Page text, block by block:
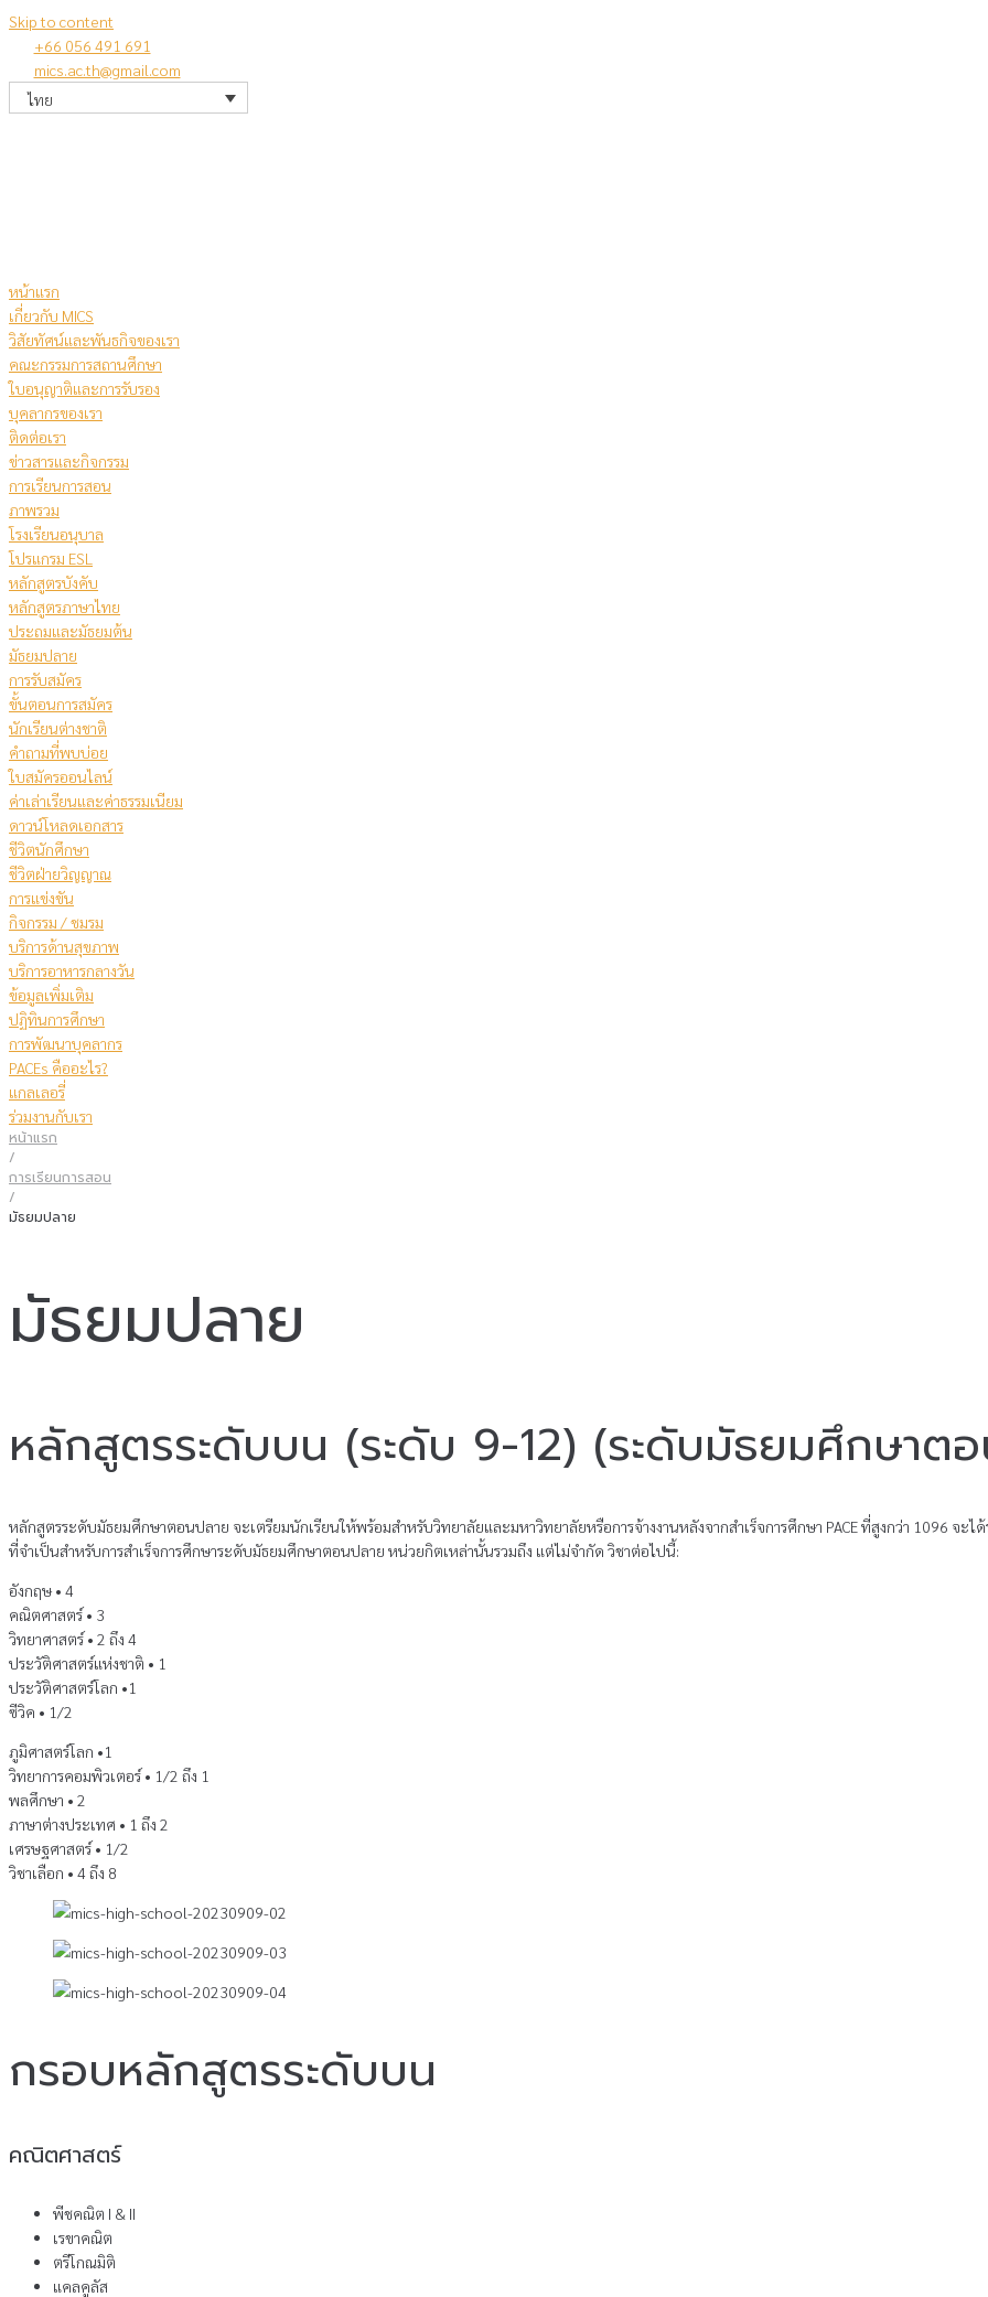
Skip to content
+66 056 491 691
mics.ac.th@gmail.com
ไทย
หน้าแรก
เกี่ยวกับ MICS
วิสัยทัศน์และพันธกิจของเรา
คณะกรรมการสถานศึกษา
ใบอนุญาติและการรับรอง
บุคลากรของเรา
ติดต่อเรา
ข่าวสารและกิจกรรม
การเรียนการสอน
ภาพรวม
โรงเรียนอนุบาล
โปรแกรม ESL
หลักสูตรบังคับ
หลักสูตรภาษาไทย
ประถมและมัธยมต้น
มัธยมปลาย
การรับสมัคร
ขั้นตอนการสมัคร
นักเรียนต่างชาติ
คําถามที่พบบ่อย
ใบสมัครออนไลน์
ค่าเล่าเรียนและค่าธรรมเนียม
ดาวน์โหลดเอกสาร
ชีวิตนักศึกษา
ชีวิตฝ่ายวิญญาณ
การแข่งขัน
กิจกรรม / ชมรม
บริการด้านสุขภาพ
บริการอาหารกลางวัน
ข้อมูลเพิ่มเติม
ปฏิทินการศึกษา
การพัฒนาบุคลากร
PACEs คืออะไร?
แกลเลอรี่
ร่วมงานกับเรา
หน้าแรก
/
การเรียนการสอน
/
มัธยมปลาย
มัธยมปลาย
หลักสูตรระดับบน (ระดับ 9-12) (ระดับมัธยมศึกษาต
หลักสูตรระดับมัธยมศึกษาตอนปลาย จะเตรียมนักเรียนให้พร้อมสําหรับวิทยาลัยและมหาวิทยาลัยหรือการจ้างงานหลังจากสําเร็จการศึกษา PACE ที่สูงกว่า 1096 จ
ที่จําเป็นสําหรับการสําเร็จการศึกษาระดับมัธยมศึกษาตอนปลาย หน่วยกิตเหล่านั้นรวมถึง แต่ไม่จํากัด วิชาต่อไปนี้:
อังกฤษ • 4
คณิตศาสตร์ • 3
วิทยาศาสตร์ • 2 ถึง 4
ประวัติศาสตร์แห่งชาติ • 1
ประวัติศาสตร์โลก •1
ซีวิค • 1/2
ภูมิศาสตร์โลก •1
วิทยาการคอมพิวเตอร์ • 1/2 ถึง 1
พลศึกษา • 2
ภาษาต่างประเทศ • 1 ถึง 2
เศรษฐศาสตร์ • 1/2
วิชาเลือก • 4 ถึง 8
กรอบหลักสูตรระดับบน
คณิตศาสตร์
พีชคณิต I & II
เรขาคณิต
ตรีโกณมิติ
แคลคูลัส